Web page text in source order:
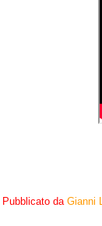
Pubblicato da Gianni